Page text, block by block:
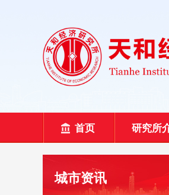
首页 研究所
城市资讯